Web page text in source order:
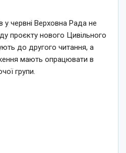
у червні Верховна Рада не
проєкту нового Цивільного
до другого читання, а
мають опрацювати в
групи.